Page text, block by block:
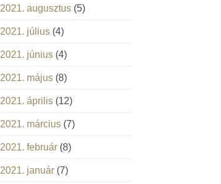
2021. augusztus(5)
2021. július(4)
2021. június(4)
2021. május(8)
2021. április(12)
2021. március(7)
2021. február(8)
2021. január(7)